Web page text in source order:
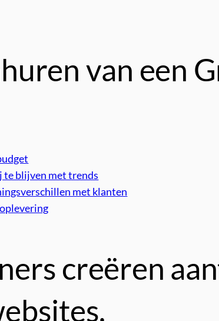
van een
te blijven met trends
met klanten
creëren